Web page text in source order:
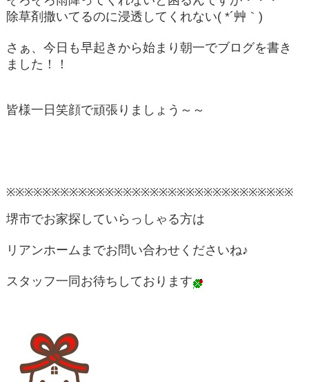
除草剤撒いてるのに浸透してくれない( *´艸｀)
さぁ、今日も早起きから始まり朝一でブログを書き
ました！！
皆様一日笑顔で頑張りましょう～～
※※※※※※※※※※※※※※※※※※※※※※※※※※※※※※※※
堺市でお家探していらっしゃる方は
リアンホームまでお問い合わせくださいね♪
スタッフ一同お待ちしております